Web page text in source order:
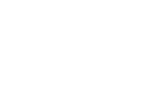
αφή ή να τη σύρετε με τα δάχτυλα.